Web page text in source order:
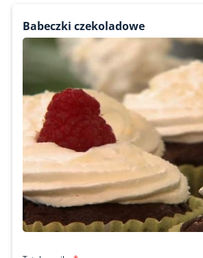
Babeczki czekoladowe